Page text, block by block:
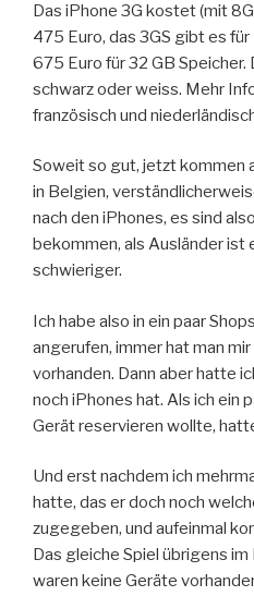
Das iPhone 3G kostet (mit
475 Euro, das 3GS gibt es
675 Euro für 32 GB Speicher.
schwarz oder weiss. Mehr
französisch und
Soweit so gut, jetzt kommen
in Belgien,
nach den iPhones, es sind
bekommen, als Ausländer ist
schwieriger.
Ich habe also in ein paar
angerufen, immer hat man
vorhanden. Dann aber hatte
noch iPhones hat. Als ich ein
Gerät reservieren wollte,
Und erst nachdem ich
hatte, das er doch noch
zugegeben, und aufeinmal
Das gleiche Spiel übrigens
waren keine Geräte